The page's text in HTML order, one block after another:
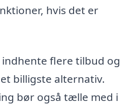
hvis det er
indhente flere tilbud og
billigste alternativ.
bør også tælle med i